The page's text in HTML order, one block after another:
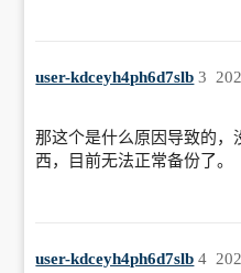
, err: exit status
2026/07/06 04:00:03
user-kdceyh4ph6d7slb 3
那这个是什么原因导致的，
西，目前无法正常备份了。
user-kdceyh4ph6d7slb 4